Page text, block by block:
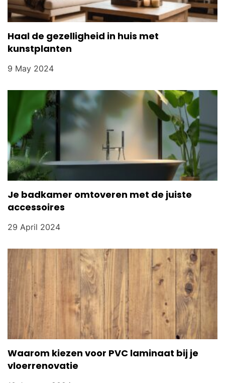
Haal de gezelligheid in huis met
kunstplanten
9 May 2024
Je badkamer omtoveren met de juiste
accessoires
29 April 2024
Waarom kiezen voor PVC laminaat bij je
vloerrenovatie